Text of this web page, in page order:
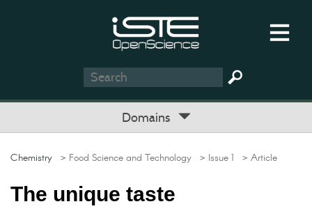
Domains
Chemistry > Food Science and Technology > Issue 1 > Article
The unique taste